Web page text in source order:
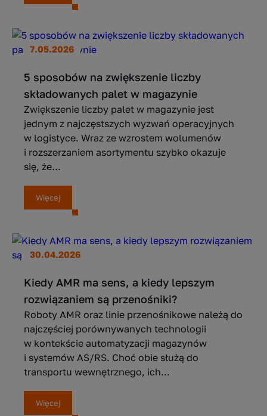
7.05.2026
5 sposobów na zwiększenie liczby
składowanych palet w magazynie
Zwiększenie liczby palet w magazynie jest
jednym z najczęstszych wyzwań operacyjnych
w logistyce. Wraz ze wzrostem wolumenów
i rozszerzaniem asortymentu szybko okazuje
się, że...
Więcej
30.04.2026
Kiedy AMR ma sens, a kiedy lepszym
rozwiązaniem są przenośniki?
Roboty AMR oraz linie przenośnikowe należą do
najczęściej porównywanych technologii
w kontekście automatyzacji magazynów
i systemów AS/RS. Choć obie służą do
transportu wewnętrznego, ich...
Więcej